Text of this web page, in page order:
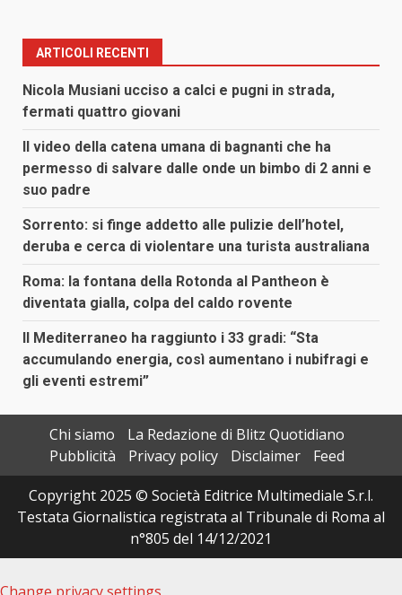
ARTICOLI RECENTI
Nicola Musiani ucciso a calci e pugni in strada,
fermati quattro giovani
Il video della catena umana di bagnanti che ha
permesso di salvare dalle onde un bimbo di 2 anni e
suo padre
Sorrento: si finge addetto alle pulizie dell’hotel,
deruba e cerca di violentare una turista australiana
Roma: la fontana della Rotonda al Pantheon è
diventata gialla, colpa del caldo rovente
Il Mediterraneo ha raggiunto i 33 gradi: “Sta
accumulando energia, così aumentano i nubifragi e
gli eventi estremi”
Chi siamo
La Redazione di Blitz Quotidiano
Pubblicità
Privacy policy Disclaimer
Feed
Copyright 2025 © Società Editrice Multimediale S.r.l.
Testata Giornalistica registrata al Tribunale di Roma al
n°805 del 14/12/2021